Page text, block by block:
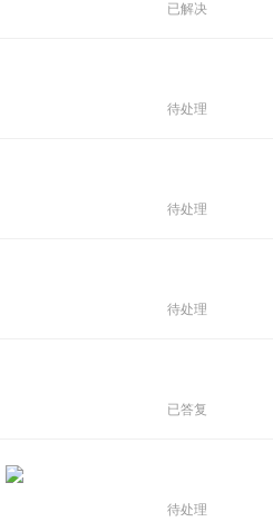
已解决
待处理
待处理
待处理
已答复
待处理